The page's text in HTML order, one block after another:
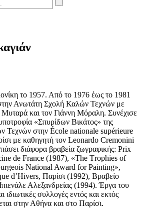
το 1957. Από το 1976 έως το 1981
Ανωτάτη Σχολή Καλών Τεχνών με
και τον Γιάννη Μόραλη. Συνέχισε
«Σπυρίδων Βικάτος» της
Τεχνών στην École nationale supérieure
με καθηγητή τον Leonardo Cremonini
διάφορα βραβεία ζωγραφικής: Prix
de France (1987), «The Τrophies of
National Award for Painting»,
d’Hivers, Παρίσι (1992), Βραβείο
Αλεξανδρείας (1994). Έργα του
ιδιωτικές συλλογές εντός και εκτός
στην Αθήνα και στο Παρίσι.